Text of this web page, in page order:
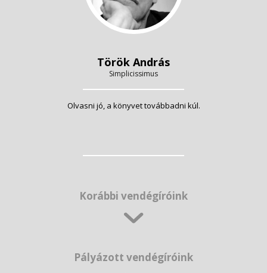
Török András
Simplicissimus
Olvasni jó, a könyvet továbbadni kúl.
Korábbi vendégíróink
Pályázott vendégíróink